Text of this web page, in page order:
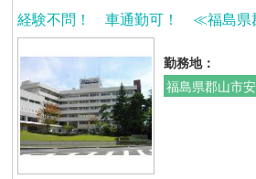
経験不問！ 車通勤可！ ≪福島県
勤務地：
福島県郡山市